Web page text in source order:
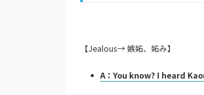
【Jealous→ 嫉妬、妬み】
A：You know? I heard